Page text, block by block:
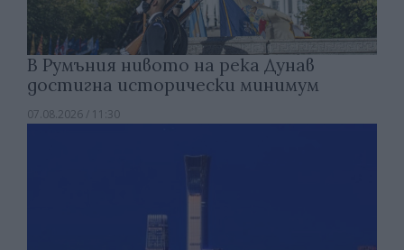
В Румъния нивото на река Дунав
достигна исторически минимум
07.08.2026 / 11:30